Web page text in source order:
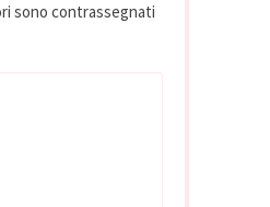
sono contrassegnati